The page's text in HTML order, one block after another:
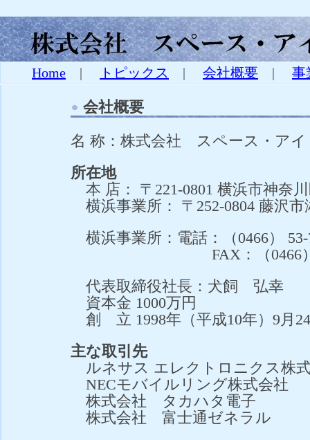
Home | トピックス | 会社概要 | 事
会社概要
名 称：株式会社 スペース・アイ
所在地
本 店： 〒221-0801 横浜市神奈
横浜事業所： 〒252-0804 藤沢
横浜事業所：電話：（0466）
FAX：（0466）
代表取締役社長：犬飼 弘幸
資本金 1000万円
創 立 1998年（平成10年）9月
主な取引先
ルネサス エレクトロニクス株
NECモバイルリング株式会社
株式会社 タカハタ電子
株式会社 富士通ゼネラル